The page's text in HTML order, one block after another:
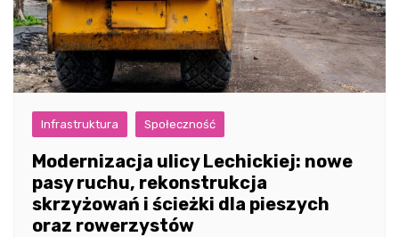
Infrastruktura Społeczność
Modernizacja ulicy Lechickiej: nowe
pasy ruchu, rekonstrukcja
skrzyżowań i ścieżki dla pieszych
oraz rowerzystów